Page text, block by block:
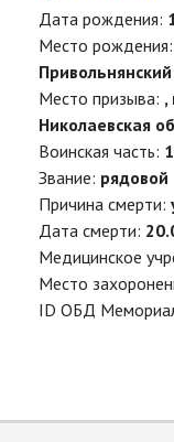
Дата рождения:
Место рождения:
Место призыва: ,
Николаевская
Воинская часть:
Звание: рядовой
Причина смерти:
Дата смерти:
Медицинское
Место
ID ОБД